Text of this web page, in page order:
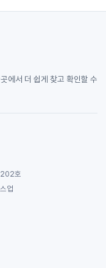
에서 더 쉽게 찾고 확인할 수
202호
업